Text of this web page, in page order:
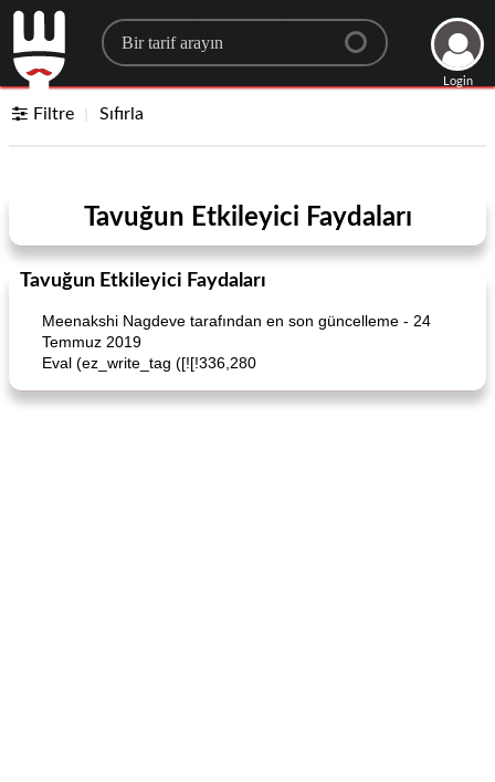
Search for a recipe
Login
Filtre Sıfırla
Tavuğun Etkileyici Faydaları
Tavuğun Etkileyici Faydaları
Meenakshi Nagdeve tarafından en son güncelleme - 24
Temmuz 2019
Eval (ez_write_tag ([![!336,280